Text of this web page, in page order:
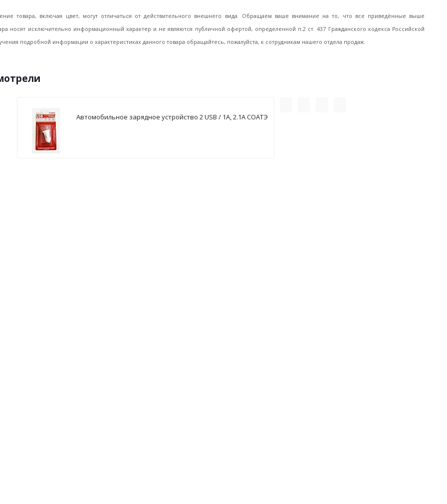
товара, включая цвет, могут отличаться от действительного внешнего вида. Обращаем ваше внимание на то, что все приведённые выше
носят исключительно информационный характер и не являются публичной офертой, определенной п.2 ст. 437 Гражданского кодекса Российской
подробной информации о характеристиках данного товара обращайтесь, пожалуйста, к сотрудникам нашего отдела продаж.
Автомобильное зарядное устройство 2 USB / 1А, 2.1А СОАТЭ